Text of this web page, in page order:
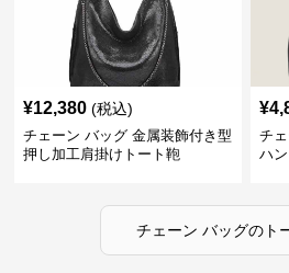
¥12,380 (税込)
チェーン バッグ 金属装飾付き型
押し加工肩掛けトート鞄
¥
チ
ハ
チェーン バッグのト